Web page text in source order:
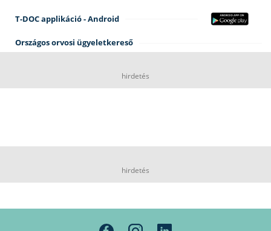
T-DOC applikáció - Android
Országos orvosi ügyeletkereső
hirdetés
hirdetés